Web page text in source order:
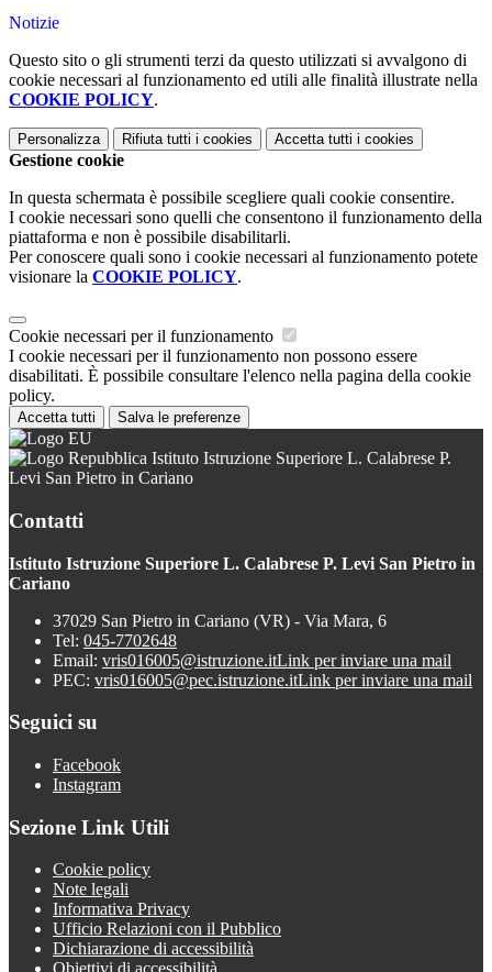
Notizie
Questo sito o gli strumenti terzi da questo utilizzati si avvalgono di
cookie necessari al funzionamento ed utili alle finalità illustrate nella
COOKIE POLICY.
Personalizza Rifiuta tutti i cookies Accetta tutti i cookies
Gestione cookie
In questa schermata è possibile scegliere quali cookie consentire.
I cookie necessari sono quelli che consentono il funzionamento della
piattaforma e non è possibile disabilitarli.
Per conoscere quali sono i cookie necessari al funzionamento potete
visionare la COOKIE POLICY.
Cookie necessari per il funzionamento
I cookie necessari per il funzionamento non possono essere
disabilitati. È possibile consultare l'elenco nella pagina della cookie
policy.
Accetta tutti Salva le preferenze
Istituto Istruzione Superiore L. Calabrese P.
Levi San Pietro in Cariano
Contatti
Istituto Istruzione Superiore L. Calabrese P. Levi San Pietro in
Cariano
37029 San Pietro in Cariano (VR) - Via Mara, 6
Tel: 045-7702648
Email: vris016005@istruzione.itLink per inviare una mail
PEC: vris016005@pec.istruzione.itLink per inviare una mail
Seguici su
Facebook
Instagram
Sezione Link Utili
Cookie policy
Note legali
Informativa Privacy
Ufficio Relazioni con il Pubblico
Dichiarazione di accessibilità